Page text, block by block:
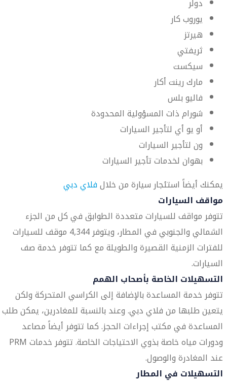
دولر
يوروب كار
هيرتز
ثريفتي
سيكست
مارك رينت أكار
فاليو بلس
شورام ذات المسؤولية المحدودة
أو يو أي لتأجير السيارات
ون لتأجير السيارات
بهوان لخدمات تأجير السيارات
يمكنك أيضاً استئجار سيارة من خلالفلاي دبي
مواقف السيارات
تتوفر مواقف للسيارات متعددة الطوابق في كل من الجزء
الشمالي والجنوبي في المطار، ويتوفر 4,344 موقف للسيارات
للفترات الزمنية القصيرة والطويلة مع كما تتوفر خدمة صف
السيارات.
التسهيلات الخاصة بأصحاب الهمم
تتوفر خدمة المساعدة بالإضافة إلى الكراسي المتحركة ولكن
يتعين طلبها من فلاي دبي. وعند بالنسبة للمغادرين، يمكن طلب
المساعدة في مكتب إجراءات الحجز. كما تتوفر أيضاً مصاعد
ودورات مياه خاصة بذوي الاحتياجات الخاصة. تتوفر خدمات PRM
عند المغادرة والوصول.
التسهيلات في المطار